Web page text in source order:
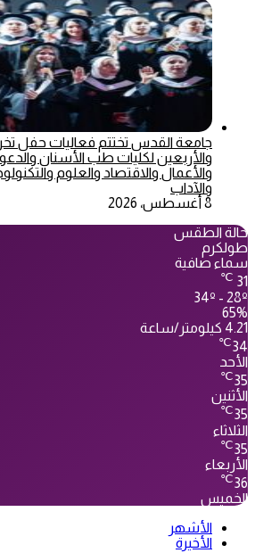
جامعة القدس تختتم فعاليات حفل
والأربعين لكليات طب الأسنان
والأعمال والاقتصاد والعلوم
والآداب
8 أغسطس، 2026
حالة الطقس
طولكرم
سماء صافية
31
℃
34º - 28º
65%
4.21 كيلومتر/ساعة
34
℃
الأحد
35
℃
الأثنين
35
℃
الثلاثاء
35
℃
الأربعاء
36
℃
الخميس
الأشهر
الأخيرة